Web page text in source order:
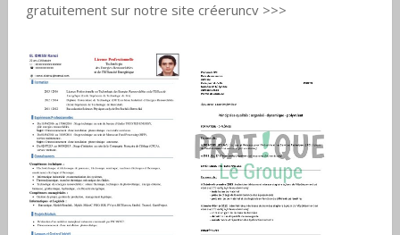
gratuitement sur notre site créeruncv >>>